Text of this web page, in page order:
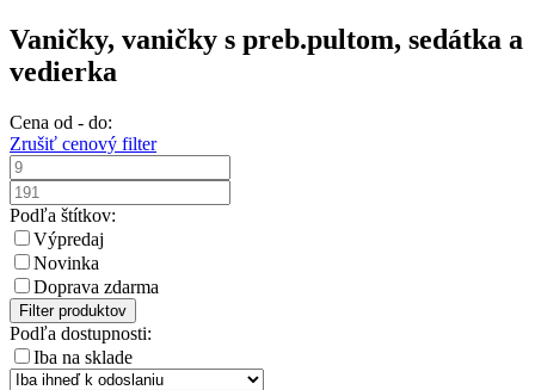
Vaničky, vaničky s preb.pultom, sedátka a
vedierka
Cena od - do:
Zrušiť cenový filter
Podľa štítkov:
Výpredaj
Novinka
Doprava zdarma
Filter produktov
Podľa dostupnosti:
Iba na sklade